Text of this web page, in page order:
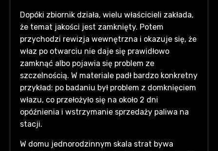
Dopóki zbiornik działa, wielu właścicieli zakłada,
że temat jakości jest zamknięty. Potem
przychodzi rewizja wewnętrzna i okazuje się, że
właz po otwarciu nie daje się prawidłowo
zamknąć albo pojawia się problem ze
szczelnością. W materiale padł bardzo konkretny
przykład: po badaniu był problem z domknięciem
włazu, co przełożyło się na około 2 dni
opóźnienia i wstrzymanie sprzedaży paliwa na
stacji.
W domu jednorodzinnym skala strat bywa